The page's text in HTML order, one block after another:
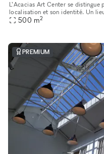
L’Acacias Art Center se distingue
localisation et son identité. Un
contemporaine. Facilité
500 m2
PREMIUM